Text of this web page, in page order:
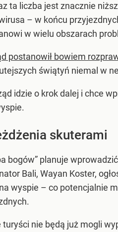
ta liczba jest znacznie
– w końcu
w wielu obszarach
postanowił bowiem
świątyń niemal w
idzie o krok dalej i chce
skuterami
bogów” planuje
Bali, Wayan Koster,
wyspie – co potencjalnie
turyści nie będą już mogli